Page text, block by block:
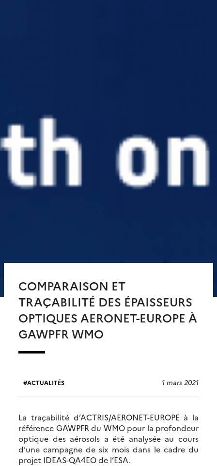
COMPARAISON ET
TRAÇABILITÉ DES ÉPAISSEURS
OPTIQUES AERONET-EUROPE À
GAWPFR WMO
ACTUALITÉS 1 mars 2021
La traçabilité d’ACTRIS/AERONET-EUROPE à la
référence GAWPFR du WMO pour la profondeur
optique des aérosols a été analysée au cours
d’une campagne de six mois dans le cadre du
projet IDEAS-QA4EO de l’ESA.